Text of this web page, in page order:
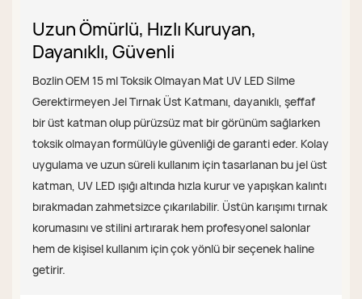
Uzun Ömürlü, Hızlı Kuruyan,
Dayanıklı, Güvenli
Bozlin OEM 15 ml Toksik Olmayan Mat UV LED Silme
Gerektirmeyen Jel Tırnak Üst Katmanı, dayanıklı, şeffaf
bir üst katman olup pürüzsüz mat bir görünüm sağlarken
toksik olmayan formülüyle güvenliği de garanti eder. Kolay
uygulama ve uzun süreli kullanım için tasarlanan bu jel üst
katman, UV LED ışığı altında hızla kurur ve yapışkan kalıntı
bırakmadan zahmetsizce çıkarılabilir. Üstün karışımı tırnak
korumasını ve stilini artırarak hem profesyonel salonlar
hem de kişisel kullanım için çok yönlü bir seçenek haline
getirir.